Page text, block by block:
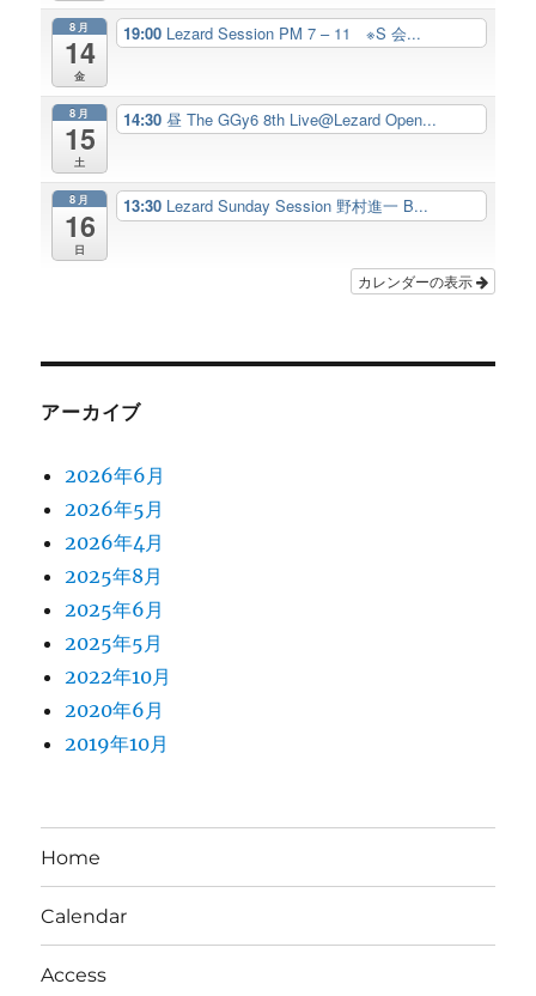
8月
14
金
19:00 Lezard Session PM 7 – 11 ※S 会...
8月
15
土
14:30昼 The GGy6 8th Live@Lezard Open...
8月
16
日
13:30 Lezard Sunday Session 野村進一 B...
カレンダーの表示
アーカイブ
2026年6月
2026年5月
2026年4月
2025年8月
2025年6月
2025年5月
2022年10月
2020年6月
2019年10月
Home
Calendar
Access